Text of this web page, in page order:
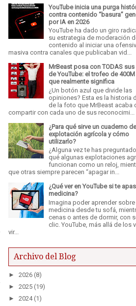
YouTube inicia una purga
contra contenido “basura”
por IA en 2026
YouTube ha dado un giro
su estrategia de moderación
contenido al iniciar una
masiva contra canales que publicaban vid...
MrBeast posa con TODAS
de YouTube: el trofeo de
que realmente significa
¿Un botón azul que divide las
opiniones? Esta es la historia
de la foto que MrBeast acaba
compartir con cada uno de sus reconocimi...
¿Para qué sirve un cuaderno
explotación agrícola y cómo
utilizarlo?
¿Alguna vez te has
qué algunas explotaciones
funcionan como un reloj,
que otras siempre parecen “apagar in...
¿Qué ver en YouTube si te
medicina?
Imagina poder aprender sobre
medicina desde tu sofá,
cenas o antes de dormir, con
clic. YouTube, más allá de los
vir...
Archivo del Blog
► 2026 (8)
► 2025 (19)
► 2024 (1)